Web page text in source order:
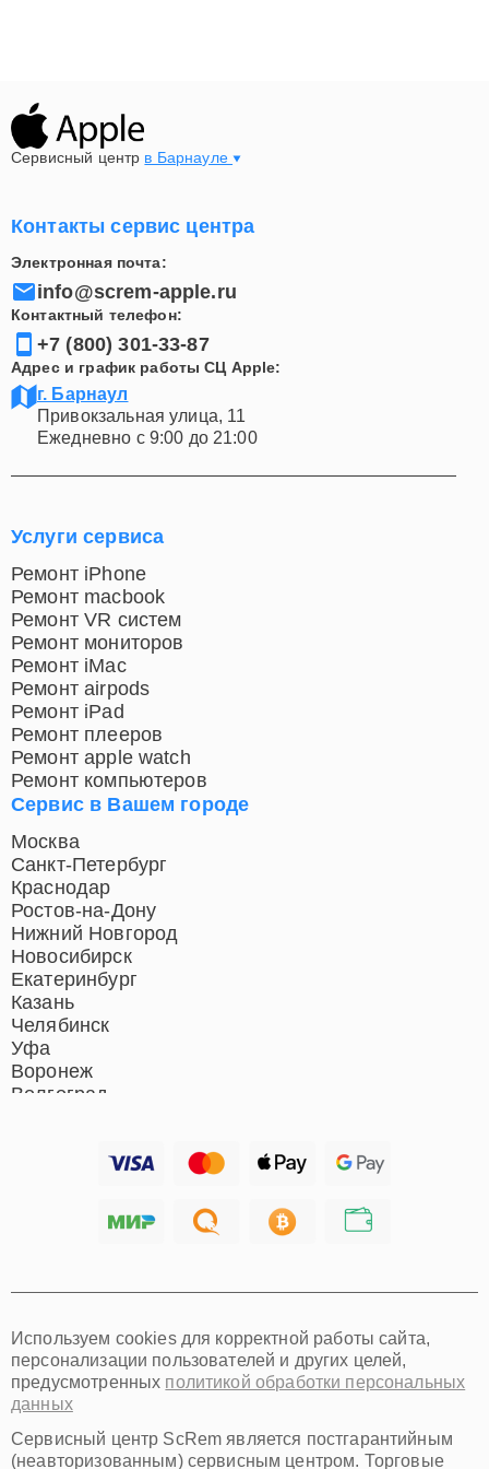
87 или посетив наш офис по адресу Привокзальная
улица, 11.
Профессиональный ремонт iMac – это залог долгой и
свой iMac, вы можете быть уверены в качестве
предоставляемых услуг. Мы гарантируем
прозрачность всех процессов и предоставление
гарантии на выполненные работы.
Сервисный центр в Барнауле
Контакты сервис центра
Электронная почта:
info@screm-apple.ru
Контактный телефон:
+7 (800) 301-33-87
Адрес и график работы СЦ Apple:
г. Барнаул
Привокзальная улица, 11
Ежедневно с 9:00 до 21:00
Сервис в Вашем городе
Москва
Санкт-Петербург
Краснодар
Ростов-на-Дону
Нижний Новгород
Новосибирск
Екатеринбург
Казань
Челябинск
Уфа
Воронеж
Волгоград
Хабаровск
Омск
Красноярск
Пермь
Ульяновск
Киров
Архангельск
Услуги сервиса
Ремонт iPhone
Ремонт macbook
Ремонт VR систем
Ремонт мониторов
Ремонт iMac
Ремонт airpods
Ремонт iPad
Ремонт плееров
Ремонт apple watch
Ремонт компьютеров
Используем cookies для корректной работы сайта,
персонализации пользователей и других целей,
предусмотренных политикой обработки персональных
данных
Сервисный центр ScRem является постгарантийным
(неавторизованным) сервисным центром. Торговые